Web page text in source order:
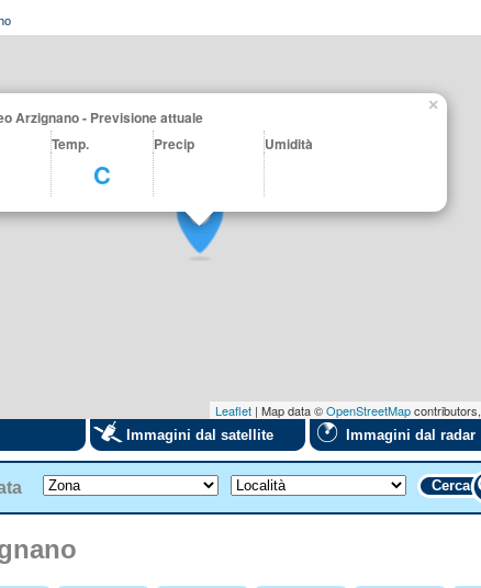
Arzignano - Previsione attuale
Temp.
Precip Umidità
C
×
Leaflet | Map data ©OpenStreetMapcontributors,
Immagini dal satellite Immagini dal radar
Cerca